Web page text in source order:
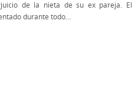
de la nieta de su ex pareja. El
durante todo…